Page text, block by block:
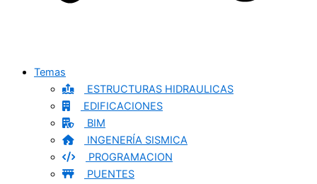
Temas
ESTRUCTURAS HIDRAULICAS
EDIFICACIONES
BIM
INGENERÍA SISMICA
PROGRAMACION
PUENTES